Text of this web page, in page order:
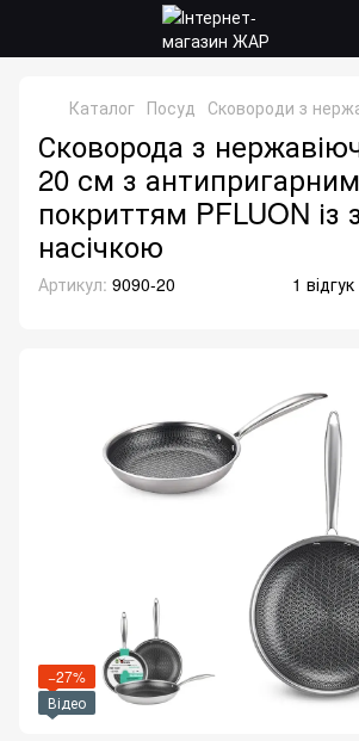
Каталог Посуд Сковороди з
Сковорода з
20 см з антипригарним
покриттям PFLUON із
насічкою
Артикул: 9090-20 1 відгук
−27%
Відео